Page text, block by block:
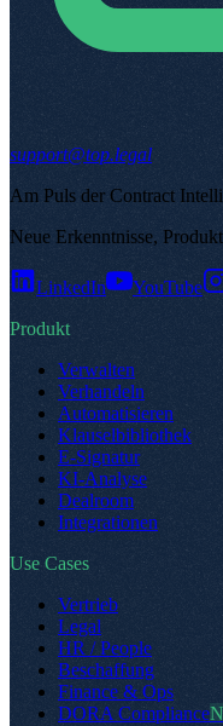
support@top.legal
Am Puls der Contract
Neue Erkenntnisse,
LinkedIn YouTube
Produkt
Verwalten
Verhandeln
Automatisieren
Klauselbibliothek
E-Signatur
KI-Analyse
Dealroom
Integrationen
Use Cases
Vertrieb
Legal
HR / People
Beschaffung
Finance & Ops
DORA Compliance